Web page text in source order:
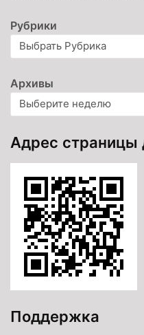
Рубрики
Архивы
Адрес страницы
Поддержка